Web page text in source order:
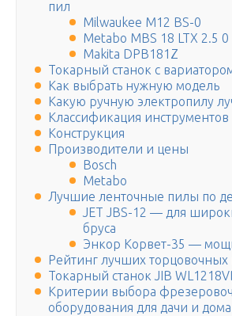
пил
Milwaukee M12 BS-0
Metabo MBS 18 LTX 2.5 0
Makita DPB181Z
Токарный станок с
Как выбрать нужную модель
Какую ручную электропилу
Классификация инструментов
Конструкция
Производители и цены
Bosch
Metabo
Лучшие ленточные пилы по
JET JBS-12 — для
бруса
Энкор Корвет-35 —
Рейтинг лучших торцовочных
Токарный станок JIB
Критерии выбора
оборудования для дачи и дома